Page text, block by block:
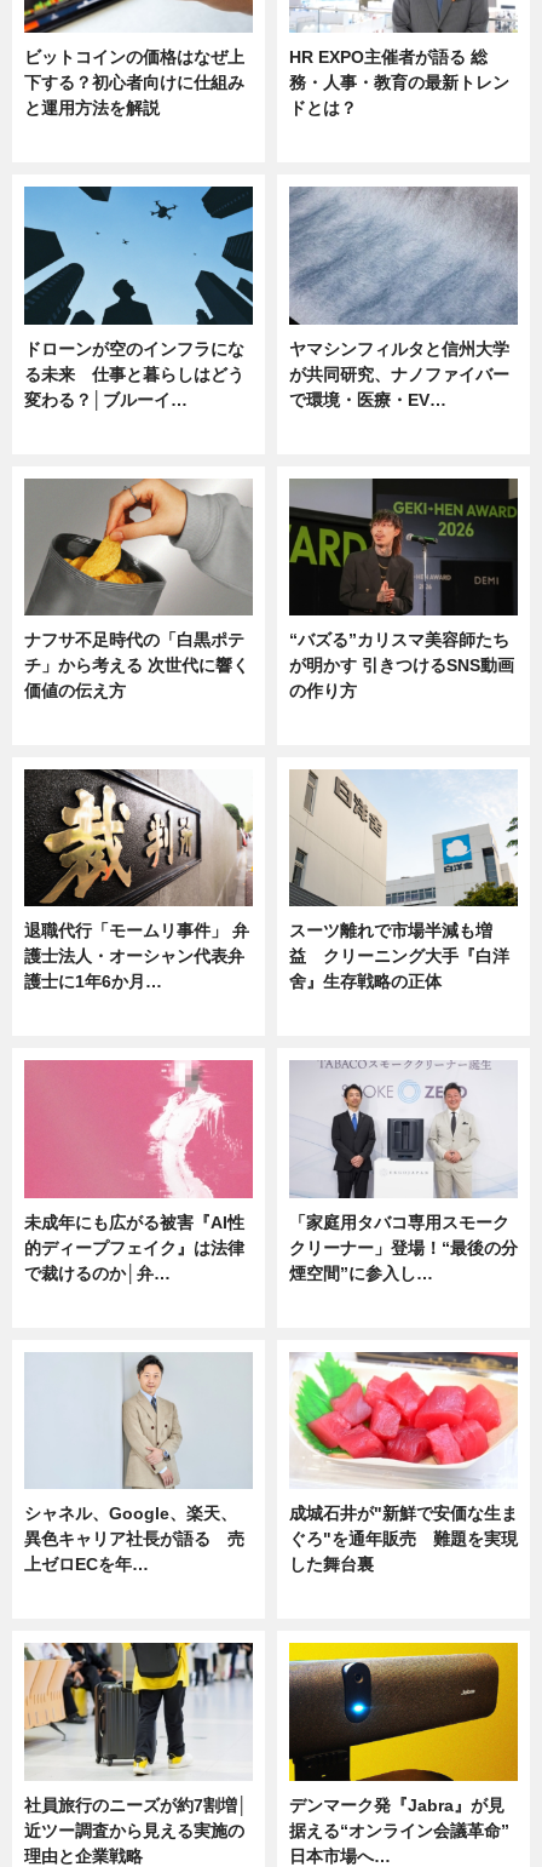
ビットコインの価格はなぜ上
下する？初心者向けに仕組み
と運用方法を解説
HR EXPO主催者が語る 総
務・人事・教育の最新トレン
ドとは？
ドローンが空のインフラにな
る未来 仕事と暮らしはどう
変わる？│ブルーイ…
ヤマシンフィルタと信州大学
が共同研究、ナノファイバー
で環境・医療・EV…
ナフサ不足時代の「白黒ポテ
チ」から考える 次世代に響く
価値の伝え方
“バズる”カリスマ美容師たち
が明かす 引きつけるSNS動画
の作り方
退職代行「モームリ事件」 弁
護士法人・オーシャン代表弁
護士に1年6か月…
スーツ離れで市場半減も増
益 クリーニング大手『白洋
舍』生存戦略の正体
未成年にも広がる被害『AI性
的ディープフェイク』は法律
で裁けるのか│弁…
「家庭用タバコ専用スモーク
クリーナー」登場！“最後の分
煙空間”に参入し…
シャネル、Google、楽天、
異色キャリア社長が語る 売
上ゼロECを年…
成城石井が"新鮮で安価な生ま
ぐろ"を通年販売 難題を実現
した舞台裏
社員旅行のニーズが約7割増│
近ツー調査から見える実施の
理由と企業戦略
デンマーク発『Jabra』が見
据える“オンライン会議革命”
日本市場へ…